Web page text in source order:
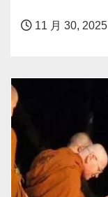
11 月 30, 2025